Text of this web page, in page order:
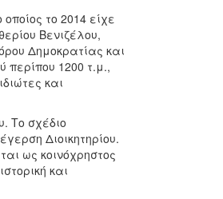
το 2014 είχε
Βενιζέλου,
Δημοκρατίας και
περίπου 1200 τ.μ.,
και
Το σχέδιο
Διοικητηρίου.
ως κοινόχρηστος
και